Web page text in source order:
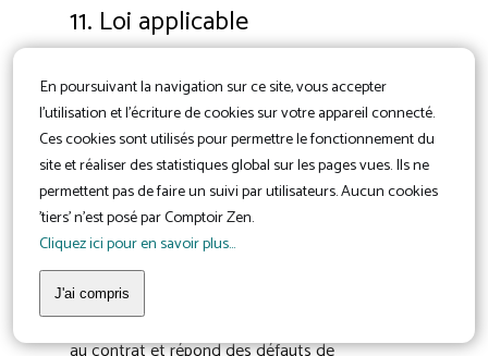
En poursuivant la navigation sur ce site, vous accepter
l'utilisation et l'écriture de cookies sur votre appareil connecté.
Ces cookies sont utilisés pour permettre le fonctionnement du
site et réaliser des statistiques global sur les pages vues. Ils ne
permettent pas de faire un suivi par utilisateurs. Aucun cookies
'tiers' n'est posé par Comptoir Zen.
Cliquez ici pour en savoir plus...
J'ai compris
11. Loi applicable
soumises au droit français. Tout litige relatif à
leur interprétation et/ou à leur exécution relève
des juridictions françaises.
Annexe 1
Article L. 217-4 Code de la consommation
Le Vendeur est tenu de livrer un bien conforme